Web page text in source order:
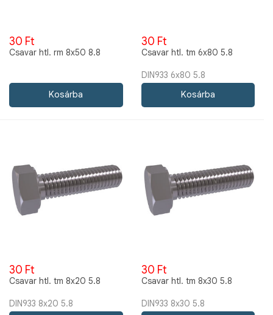
30 Ft
Csavar htl. rm 8x50 8.8
30 Ft
Csavar htl. tm 6x80 5.8
DIN933 6x80 5.8
30 Ft
Csavar htl. tm 8x20 5.8
DIN933 8x20 5.8
30 Ft
Csavar htl. tm 8x30 5.8
DIN933 8x30 5.8